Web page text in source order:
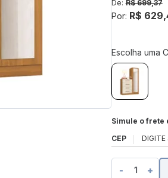
De: R$ 699,37
Por: R$
Escolha uma
Simule o frete
CEP
- +